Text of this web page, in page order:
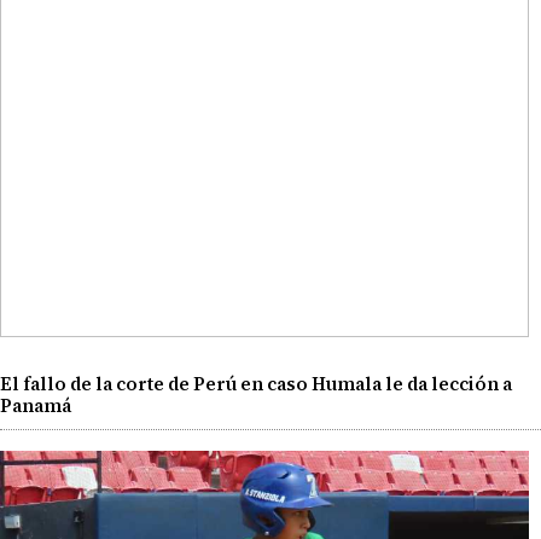
El fallo de la corte de Perú en caso Humala le da lección a
Panamá